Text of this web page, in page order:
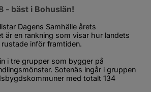
- bäst i Bohuslän!
Dagens Samhälle årets
är en rankning som visar hur landets
inför framtiden.
i tre grupper som bygger på
Sotenäs ingår i gruppen
med totalt 134